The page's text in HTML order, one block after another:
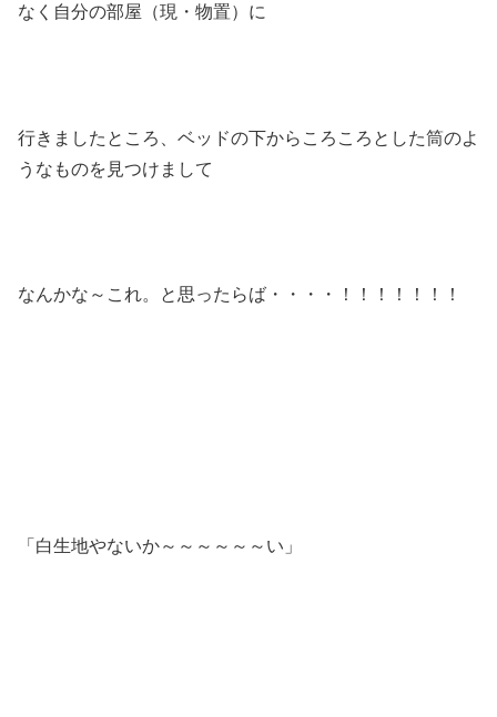
なく自分の部屋（現・物置）に
行きましたところ、ベッドの下からころころとした筒のよ
うなものを見つけまして
なんかな～これ。と思ったらば・・・・！！！！！！！
「白生地やないか～～～～～～い」